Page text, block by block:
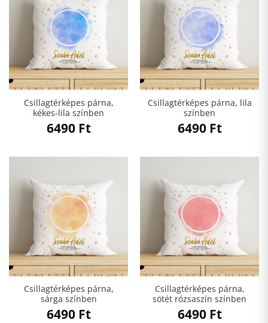
Csillagtérképes párna,
kékes-lila színben
6490 Ft
Csillagtérképes párna, lila
színben
6490 Ft
Csillagtérképes párna,
sárga színben
6490 Ft
Csillagtérképes párna,
sötét rózsaszín színben
6490 Ft